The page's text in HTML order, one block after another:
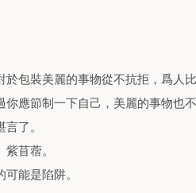
於包裝美麗的事物從不抗拒，爲人
你應節制一下自己，美麗的事物也
了。
苜蓿。
能是陷阱。